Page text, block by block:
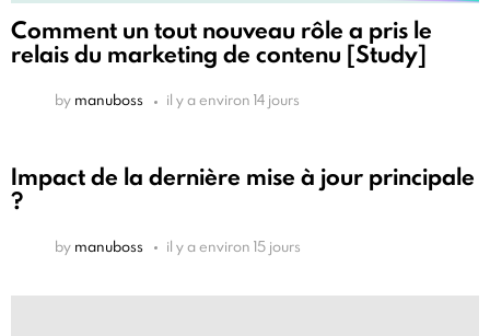
Comment un tout nouveau rôle a pris le
relais du marketing de contenu [Study]
by manuboss il y a environ 14 jours
Impact de la dernière mise à jour principale
?
by manuboss il y a environ 15 jours